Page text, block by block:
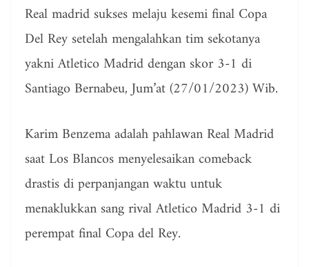
Real madrid sukses melaju kesemi final Copa
Del Rey setelah mengalahkan tim sekotanya
yakni Atletico Madrid dengan skor 3-1 di
Santiago Bernabeu, Jum’at (27/01/2023) Wib.
Karim Benzema adalah pahlawan Real Madrid
saat Los Blancos menyelesaikan comeback
drastis di perpanjangan waktu untuk
menaklukkan sang rival Atletico Madrid 3-1 di
perempat final Copa del Rey.